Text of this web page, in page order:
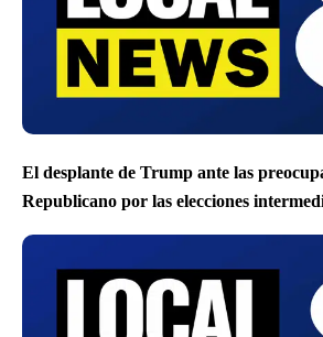
El desplante de Trump ante las
Republicano por las elecciones